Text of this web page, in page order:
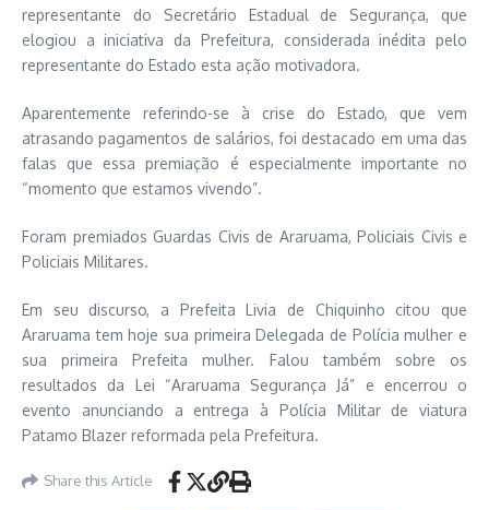
representante do Secretário Estadual de Segurança, que
elogiou a iniciativa da Prefeitura, considerada inédita pelo
representante do Estado esta ação motivadora.
Aparentemente referindo-se à crise do Estado, que vem
atrasando pagamentos de salários, foi destacado em uma das
falas que essa premiação é especialmente importante no
“momento que estamos vivendo”.
Foram premiados Guardas Civis de Araruama, Policiais Civis e
Policiais Militares.
Em seu discurso, a Prefeita Livia de Chiquinho citou que
Araruama tem hoje sua primeira Delegada de Polícia mulher e
sua primeira Prefeita mulher. Falou também sobre os
resultados da Lei “Araruama Segurança Já” e encerrou o
evento anunciando a entrega à Polícia Militar de viatura
Patamo Blazer reformada pela Prefeitura.
Share this Article